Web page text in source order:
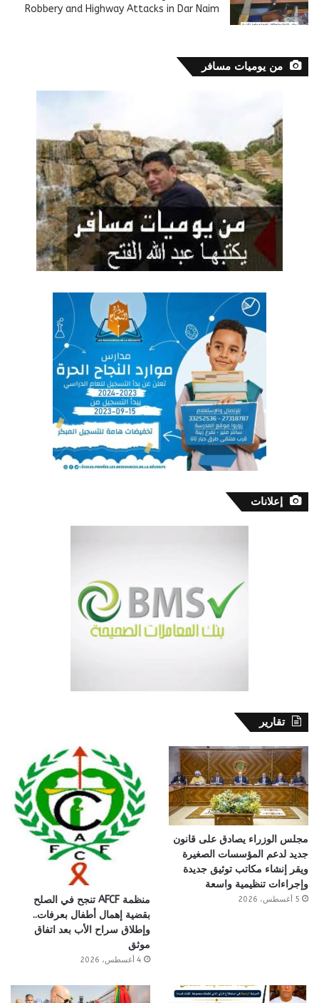
Robbery and Highway Attacks in Dar Naim
من يوميات مسافر
إعلانات
تقارير
مجلس الوزراء يصادق على قانون
جديد لدعم المؤسسات الصغيرة
ويقر إنشاء مكاتب توثيق جديدة
وإجراءات تنظيمية واسعة
5 أغسطس، 2026
منظمة AFCF تنجح في الصلح
بقضية إهمال أطفال بعرفات..
وإطلاق سراح الأب بعد اتفاق
موثق
4 أغسطس، 2026